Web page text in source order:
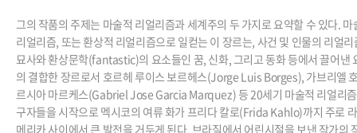
그의 작품의 주제는 마술적 리얼리즘과 세계주의 두 가지로 요약할 수 있다. 마
리얼리즘, 또는 환상적 리얼리즘으로 일컫는 이 장르는, 사건 및 인물의 리얼리
묘사와 환상문학(fantastic)의 요소들인 꿈, 신화, 그리고 동화 등에서 끌어낸
의 결합한 장르로서 호르헤 루이스 보르헤스(Jorge Luis Borges), 가브리엘
르시아 마르케스(Gabriel Jose Garcia Marquez) 등 20세기 마술적 리얼리
구자들을 시작으로 멕시코의 여류 화가 프리다 칼로(Frida Kahlo)까지 주로
메리카 사이에서 큰 발전을 거두게 된다. 브라질에서 어린시절을 보낸 작가의